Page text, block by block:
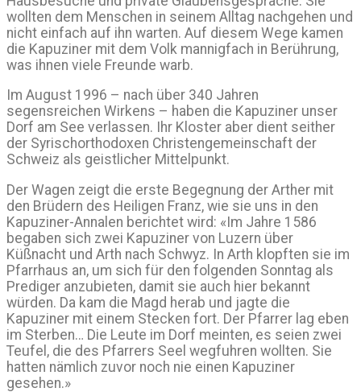
wollten dem Menschen in seinem Alltag nachgehen und
nicht einfach auf ihn warten. Auf diesem Wege kamen
die Kapuziner mit dem Volk mannigfach in Berührung,
was ihnen viele Freunde warb.
Im August 1996 – nach über 340 Jahren
segensreichen Wirkens – haben die Kapuziner unser
Dorf am See verlassen. Ihr Kloster aber dient seither
der Syrischorthodoxen Christengemeinschaft der
Schweiz als geistlicher Mittelpunkt.
Der Wagen zeigt die erste Begegnung der Arther mit
den Brüdern des Heiligen Franz, wie sie uns in den
Kapuziner-Annalen berichtet wird: «Im Jahre 1586
begaben sich zwei Kapuziner von Luzern über
Küßnacht und Arth nach Schwyz. In Arth klopften sie im
Pfarrhaus an, um sich für den folgenden Sonntag als
Prediger anzubieten, damit sie auch hier bekannt
würden. Da kam die Magd herab und jagte die
Kapuziner mit einem Stecken fort. Der Pfarrer lag eben
im Sterben… Die Leute im Dorf meinten, es seien zwei
Teufel, die des Pfarrers Seel wegfuhren wollten. Sie
hatten nämlich zuvor noch nie einen Kapuziner
gesehen.»